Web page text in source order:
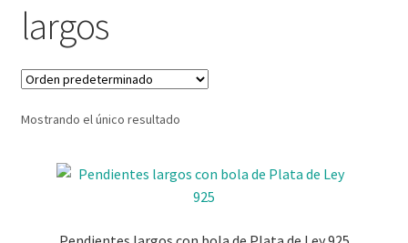
Secciones
Ofertas
Novedades
Lista de deseos
largos
Mostrando el único resultado